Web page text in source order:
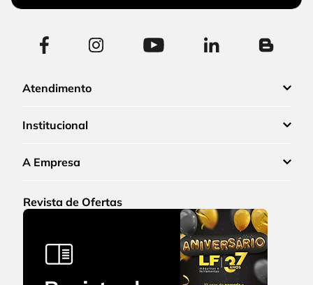
Atendimento
Institucional
A Empresa
Revista de Ofertas